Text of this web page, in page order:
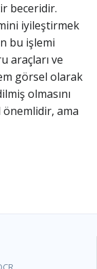
beceridir.
iyileştirmek
bu işlemi
araçları ve
görsel olarak
olmasını
ama